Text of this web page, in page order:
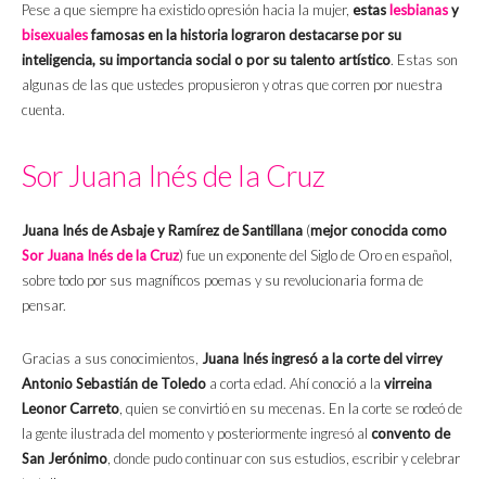
Pese a que siempre ha existido opresión hacia la mujer, estas lesbianasy
bisexualesfamosas en la historia lograron destacarse por su
inteligencia, su importancia social o por su talento artístico. Estas son
algunas de las que ustedes propusieron y otras que corren por nuestra
cuenta.
Sor Juana Inés de la Cruz
Juana Inés de Asbaje y Ramírez de Santillana (mejor conocida como
Sor Juana Inés de la Cruz) fue un exponente del Siglo de Oro en español,
sobre todo por sus magníficos poemas y su revolucionaria forma de
pensar.
Gracias a sus conocimientos, Juana Inés ingresó a la corte del virrey
Antonio Sebastián de Toledo a corta edad. Ahí conoció a la virreina
Leonor Carreto, quien se convirtió en su mecenas. En la corte se rodeó de
la gente ilustrada del momento y posteriormente ingresó al convento de
San Jerónimo, donde pudo continuar con sus estudios, escribir y celebrar